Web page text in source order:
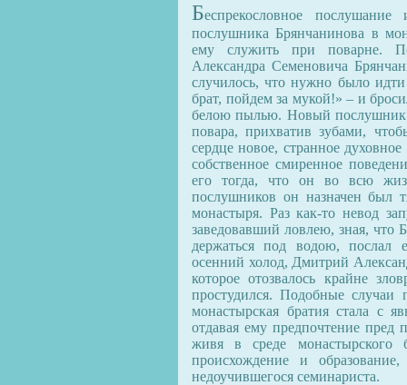
Беспрекословное
послушника Брянчанинова в
ему служить при поварне.
Александра Семеновича
случилось, что нужно было
брат, пойдем за мукой!» – и
белою пылью. Новый послушник
повара, прихватив зубами,
сердце новое, странное
собственное смиренное
его тогда, что он во всю
послушников он назначен был
монастыря. Раз как-то невод
заведовавший ловлею, зная, что
держаться под водою, послал
осенний холод, Дмитрий
которое отозвалось крайне
простудился. Подобные
монастырская братия стала с
отдавая ему предпочтение пред
живя в среде монастырского
происхождение и
недоучившегося семинариста.